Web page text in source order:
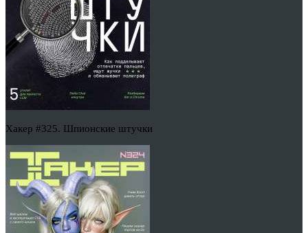
Хакер #325. Шпионские штучки